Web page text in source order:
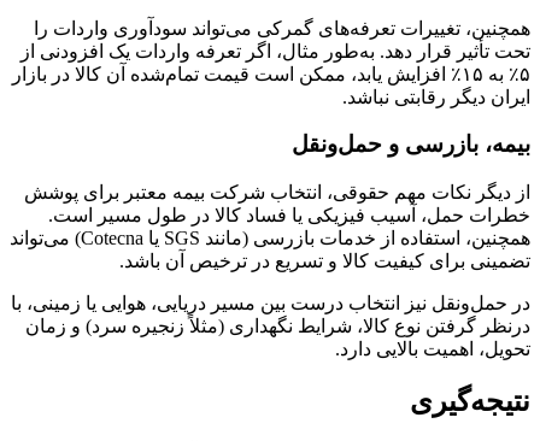
همچنین، تغییرات تعرفه‌های گمرکی می‌تواند سودآوری واردات را
تحت تأثیر قرار دهد. به‌طور مثال، اگر تعرفه واردات یک افزودنی از
۵٪ به ۱۵٪ افزایش یابد، ممکن است قیمت تمام‌شده آن کالا در بازار
ایران دیگر رقابتی نباشد.
بیمه، بازرسی و حمل‌ونقل
از دیگر نکات مهم حقوقی، انتخاب شرکت بیمه معتبر برای پوشش
خطرات حمل، آسیب فیزیکی یا فساد کالا در طول مسیر است.
همچنین، استفاده از خدمات بازرسی (مانند SGS یا Cotecna) می‌تواند
تضمینی برای کیفیت کالا و تسریع در ترخیص آن باشد.
در حمل‌ونقل نیز انتخاب درست بین مسیر دریایی، هوایی یا زمینی، با
درنظر گرفتن نوع کالا، شرایط نگهداری (مثلاً زنجیره سرد) و زمان
تحویل، اهمیت بالایی دارد.
نتیجه‌گیری